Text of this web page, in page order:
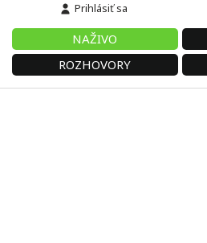
Prihlásiť sa
NAŽIVO
ROZHOVORY